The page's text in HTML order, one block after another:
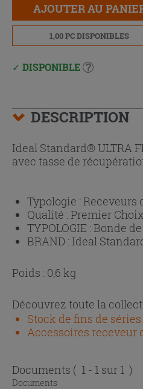
AJOUTER AU
1,00 PC DISPONIBLES
DISPONIBLE
DESCRIPTION
Ideal Standard® ULTRA
avec tasse de
Typologie :Receveurs
Qualité :Premier Choix
TYPOLOGIE :Bonde
BRAND : Ideal
Poids : 0,6 kg
Découvrez toute la
Stock de fins de
Accessoires receveur
Documents ( 1 - 1 sur 1 )
Documents